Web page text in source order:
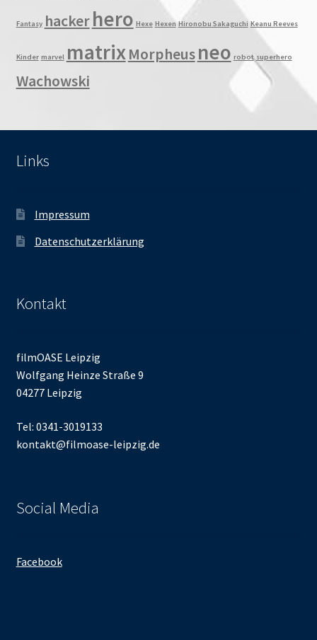
Fantasy hackerhero Hexe Hexen Hironobu Sakaguchi Keanu Reeves
Kinder marvel matrixMorpheusneo robot superhero
Wachowski
Links
Impressum
Datenschutzerklärung
Kontakt
filmOASE Leipzig
Wolfgang Heinze Straße 9
04277 Leipzig
Tel: 0341-3019133
kontakt@filmoase-leipzig.de
Social Media
Facebook